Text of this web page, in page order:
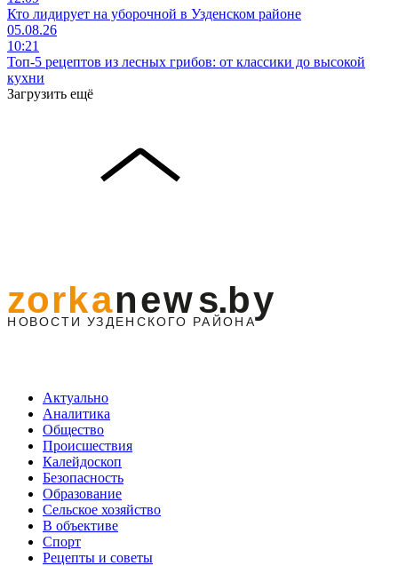
Кто лидирует на уборочной в Узденском районе
05.08.26
10:21
Топ-5 рецептов из лесных грибов: от классики до высокой
кухни
Загрузить ещё
Актуально
Аналитика
Общество
Происшествия
Калейдоскоп
Безопасность
Образование
Сельское хозяйство
В объективе
Спорт
Рецепты и советы